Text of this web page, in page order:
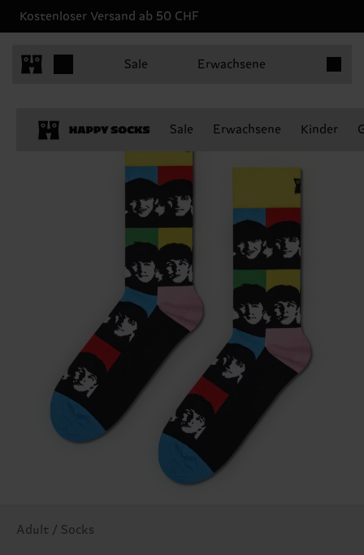
Kostenloser Versand ab 50 CHF
Sale Erwachsene
Sale Erwachsene Kinder
Adult / Socks